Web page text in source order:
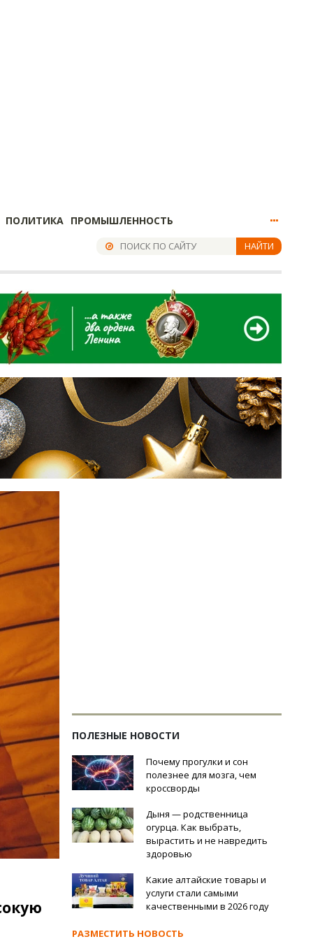
ПОЛИТИКА ПРОМЫШЛЕННОСТЬ
НАЙТИ
ПОЛЕЗНЫЕ НОВОСТИ
Почему прогулки и сон
полезнее для мозга, чем
кроссворды
Дыня — родственница
огурца. Как выбрать,
вырастить и не навредить
здоровью
Какие алтайские товары и
услуги стали самыми
качественными в 2026 году
РАЗМЕСТИТЬ НОВОСТЬ